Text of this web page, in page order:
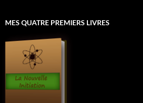
MES QUATRE PREMIERS LIVRES